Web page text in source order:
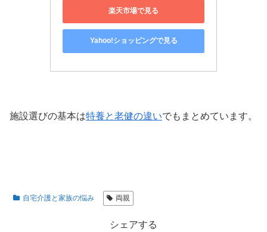
楽天市場で見る
Yahoo!ショッピングで見る
施設選びの基本は特養と老健の違いでもまとめています。
自宅介護と家族の悩み 両親
シェアする